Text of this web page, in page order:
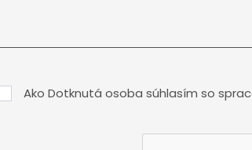
Ako Dotknutá osoba súhlasím so